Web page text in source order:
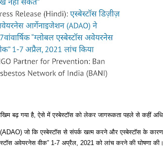
बढ़ गया है, ऐसे में एस्बेस्टॉस को लेकर जागरूकता पहले से कहीं अधिक
जो कि एस्बेस्टॉस से संपर्क खत्म करने और एस्बेस्टॉस के कारण
अवेयरनेस वीक” 1-7 अप्रैल, 2021 को लांच करने की घोषणा की।